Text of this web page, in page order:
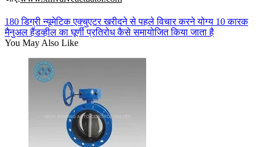
180 डिग्री न्यूमेटिक एक्चुएटर खरीदने से पहले विचार करने योग्य 10 कारक
मैनुअल हैंडव्हील का घूर्णी प्रतिरोध कैसे समायोजित किया जाता है
You May Also Like